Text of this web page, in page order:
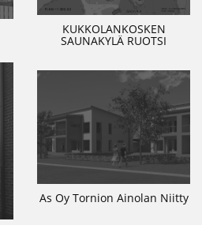
KUKKOLANKOSKEN
SAUNAKYLÄ RUOTSI
As Oy Tornion Ainolan Niitty